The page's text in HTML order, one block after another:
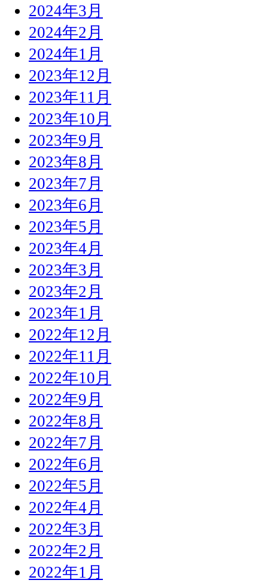
2024年3月
2024年2月
2024年1月
2023年12月
2023年11月
2023年10月
2023年9月
2023年8月
2023年7月
2023年6月
2023年5月
2023年4月
2023年3月
2023年2月
2023年1月
2022年12月
2022年11月
2022年10月
2022年9月
2022年8月
2022年7月
2022年6月
2022年5月
2022年4月
2022年3月
2022年2月
2022年1月